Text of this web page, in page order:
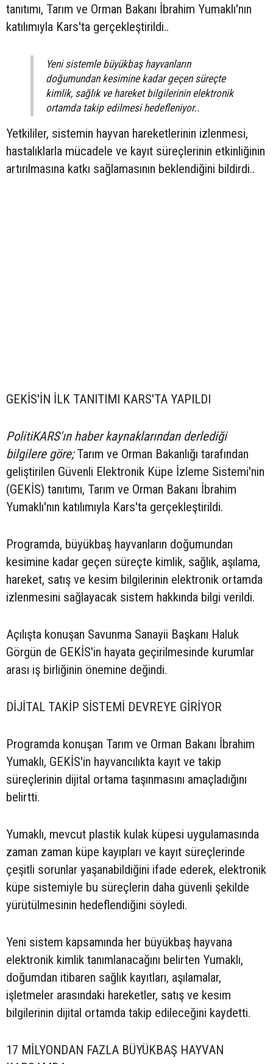
tanıtımı, Tarım ve Orman Bakanı İbrahim Yumaklı'nın
katılımıyla Kars'ta gerçekleştirildi..
Yeni sistemle büyükbaş hayvanların
doğumundan kesimine kadar geçen süreçte
kimlik, sağlık ve hareket bilgilerinin elektronik
ortamda takip edilmesi hedefleniyor..
Yetkililer, sistemin hayvan hareketlerinin izlenmesi,
hastalıklarla mücadele ve kayıt süreçlerinin etkinliğinin
artırılmasına katkı sağlamasının beklendiğini bildirdi..
GEKİS'İN İLK TANITIMI KARS'TA YAPILDI
PolitiKARS'ın haber kaynaklarından derlediği
bilgilere göre;Tarım ve Orman Bakanlığı tarafından
geliştirilen Güvenli Elektronik Küpe İzleme Sistemi'nin
(GEKİS) tanıtımı, Tarım ve Orman Bakanı İbrahim
Yumaklı'nın katılımıyla Kars'ta gerçekleştirildi.
Programda, büyükbaş hayvanların doğumundan
kesimine kadar geçen süreçte kimlik, sağlık, aşılama,
hareket, satış ve kesim bilgilerinin elektronik ortamda
izlenmesini sağlayacak sistem hakkında bilgi verildi.
Açılışta konuşan Savunma Sanayii Başkanı Haluk
Görgün de GEKİS'in hayata geçirilmesinde kurumlar
arası iş birliğinin önemine değindi.
DİJİTAL TAKİP SİSTEMİ DEVREYE GİRİYOR
Programda konuşan Tarım ve Orman Bakanı İbrahim
Yumaklı, GEKİS'in hayvancılıkta kayıt ve takip
süreçlerinin dijital ortama taşınmasını amaçladığını
belirtti.
Yumaklı, mevcut plastik kulak küpesi uygulamasında
zaman zaman küpe kayıpları ve kayıt süreçlerinde
çeşitli sorunlar yaşanabildiğini ifade ederek, elektronik
küpe sistemiyle bu süreçlerin daha güvenli şekilde
yürütülmesinin hedeflendiğini söyledi.
Yeni sistem kapsamında her büyükbaş hayvana
elektronik kimlik tanımlanacağını belirten Yumaklı,
doğumdan itibaren sağlık kayıtları, aşılamalar,
işletmeler arasındaki hareketler, satış ve kesim
bilgilerinin dijital ortamda takip edileceğini kaydetti.
17 MİLYONDAN FAZLA BÜYÜKBAŞ HAYVAN